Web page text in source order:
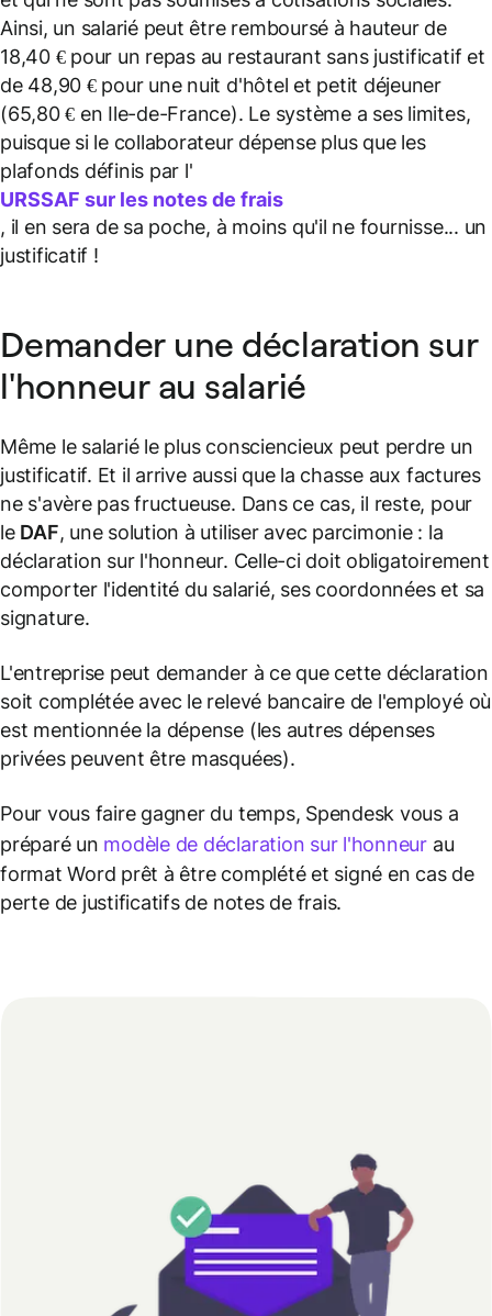
Ainsi, un salarié peut être remboursé à hauteur de
18,40 € pour un repas au restaurant sans justificatif et
de 48,90 € pour une nuit d'hôtel et petit déjeuner
(65,80 € en Ile-de-France). Le système a ses limites,
puisque si le collaborateur dépense plus que les
plafonds définis par l'
URSSAF sur les notes de frais
, il en sera de sa poche, à moins qu'il ne fournisse... un
justificatif !
Demander une déclaration sur
l'honneur au salarié
Même le salarié le plus consciencieux peut perdre un
justificatif. Et il arrive aussi que la chasse aux factures
ne s'avère pas fructueuse. Dans ce cas, il reste, pour
le DAF, une solution à utiliser avec parcimonie : la
déclaration sur l'honneur. Celle-ci doit obligatoirement
comporter l'identité du salarié, ses coordonnées et sa
signature.
L'entreprise peut demander à ce que cette déclaration
soit complétée avec le relevé bancaire de l'employé où
est mentionnée la dépense (les autres dépenses
privées peuvent être masquées).
Pour vous faire gagner du temps, Spendesk vous a
préparé un modèle de déclaration sur l'honneurau
format Word prêt à être complété et signé en cas de
perte de justificatifs de notes de frais.